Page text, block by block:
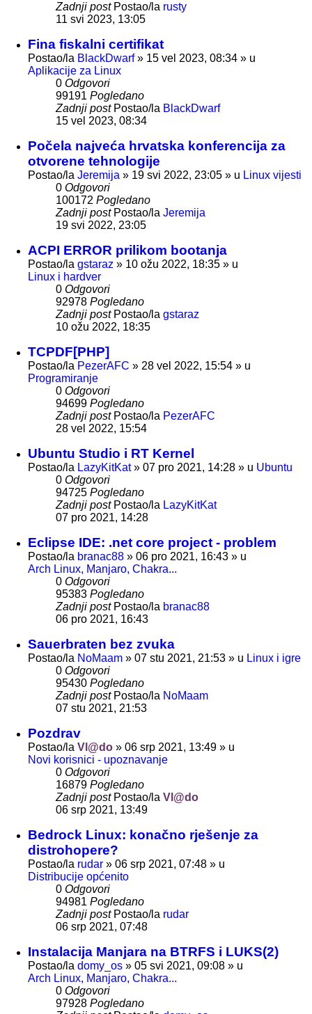
Zadnji post Postao/la rusty
11 svi 2023, 13:05
Fina fiskalni certifikat
Postao/la BlackDwarf» 15 vel 2023, 08:34 » u
Aplikacije za Linux
0 Odgovori
99191 Pogledano
Zadnji post Postao/la BlackDwarf
15 vel 2023, 08:34
Počela najveća hrvatska konferencija za
otvorene tehnologije
Postao/la Jeremija » 19 svi 2022, 23:05 » u Linux vijesti
0 Odgovori
100172 Pogledano
Zadnji post Postao/la Jeremija
19 svi 2022, 23:05
ACPI ERROR prilikom bootanja
Postao/la gstaraz » 10 ožu 2022, 18:35 » u
Linux i hardver
0 Odgovori
92978 Pogledano
Zadnji post Postao/la gstaraz
10 ožu 2022, 18:35
TCPDF[PHP]
Postao/la PezerAFC » 28 vel 2022, 15:54 » u
Programiranje
0 Odgovori
94699 Pogledano
Zadnji post Postao/la PezerAFC
28 vel 2022, 15:54
Ubuntu Studio i RT Kernel
Postao/la LazyKitKat» 07 pro 2021, 14:28 » u Ubuntu
0 Odgovori
94725 Pogledano
Zadnji post Postao/la LazyKitKat
07 pro 2021, 14:28
Eclipse IDE: .net core project - problem
Postao/la branac88 » 06 pro 2021, 16:43 » u
Arch Linux, Manjaro, Chakra...
0 Odgovori
95383 Pogledano
Zadnji post Postao/la branac88
06 pro 2021, 16:43
Sauerbraten bez zvuka
Postao/la NoMaam » 07 stu 2021, 21:53 » u Linux i igre
0 Odgovori
95430 Pogledano
Zadnji post Postao/la NoMaam
07 stu 2021, 21:53
Pozdrav
Postao/la Vl@do » 06 srp 2021, 13:49 » u
Novi korisnici - upoznavanje
0 Odgovori
16879 Pogledano
Zadnji post Postao/la Vl@do
06 srp 2021, 13:49
Bedrock Linux: konačno rješenje za
distrohopere?
Postao/la rudar » 06 srp 2021, 07:48 » u
Distribucije općenito
0 Odgovori
94981 Pogledano
Zadnji post Postao/la rudar
06 srp 2021, 07:48
Instalacija Manjara na BTRFS i LUKS(2)
Postao/la domy_os » 05 svi 2021, 09:08 » u
Arch Linux, Manjaro, Chakra...
0 Odgovori
97928 Pogledano